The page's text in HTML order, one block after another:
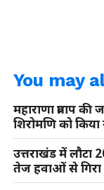
You may
महाराणा प्रताप
शिरोमणि को
उत्तराखंड में लौटा
तेज हवाओं से गिरा